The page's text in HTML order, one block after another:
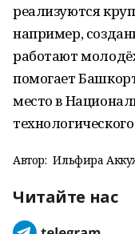
реализуются
например,
работают
помогает
место в
Автор: Ильфира
Читайте нас